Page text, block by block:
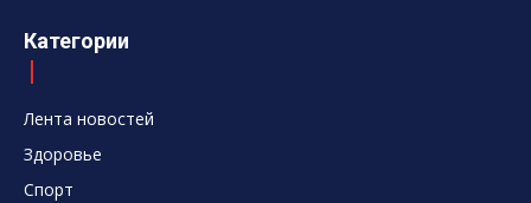
Категории
Лента новостей
Здоровье
Спорт